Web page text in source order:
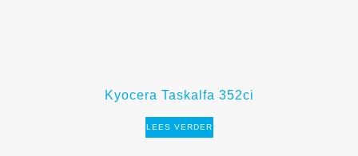
Kyocera Taskalfa 352ci
LEES VERDER